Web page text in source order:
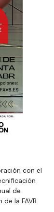
con el
de
la FAVB.